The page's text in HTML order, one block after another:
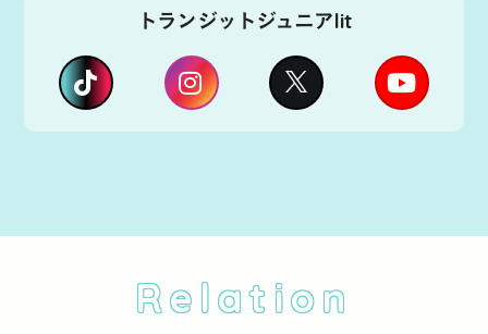
トランジットジュニアlit
Relation